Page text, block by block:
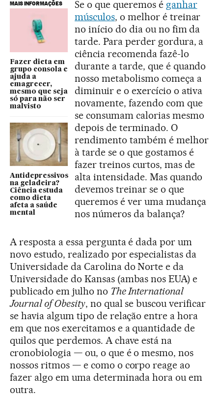
MAIS INFORMAÇÕES
Fazer dieta em
grupo consola e
ajuda a
emagrecer,
mesmo que seja
só para não ser
malvisto
Antidepressivos
na geladeira?
Ciência estuda
como dieta
afeta a saúde
mental
Se o que queremos é ganhar
músculos, o melhor é treinar
no início do dia ou no fim da
tarde. Para perder gordura, a
ciência recomenda fazê-lo
durante a tarde, que é quando
nosso metabolismo começa a
diminuir e o exercício o ativa
novamente, fazendo com que
se consumam calorias mesmo
depois de terminado. O
rendimento também é melhor
à tarde se o que gostamos é
fazer treinos curtos, mas de
alta intensidade. Mas quando
devemos treinar se o que
queremos é ver uma mudança
nos números da balança?
A resposta a essa pergunta é dada por um
novo estudo, realizado por especialistas da
Universidade da Carolina do Norte e da
Universidade do Kansas (ambas nos EUA) e
publicado em julho no The International
Journal of Obesity, no qual se buscou verificar
se havia algum tipo de relação entre a hora
em que nos exercitamos e a quantidade de
quilos que perdemos. A chave está na
cronobiologia — ou, o que é o mesmo, nos
nossos ritmos — e como o corpo reage ao
fazer algo em uma determinada hora ou em
outra.